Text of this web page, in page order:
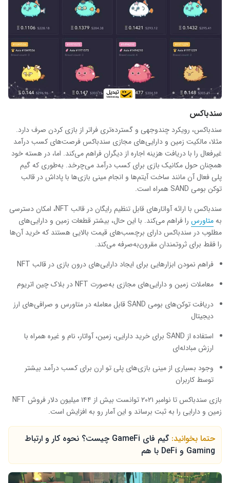
سندباکس
سندباکس، رویکرد چندوجهی و گسترده‌تری فراتر از بازی کردن صرف دارد.
مثلا، مالکیت زمین و دارایی‌های مجازی سندباکس فرصت‌های کسب درآمد
غیرفعال را با دریافت هزینه اجاره از دیگران فراهم می‌کند. اما، در هسته خود
همچنان حول مکانیک بازی برای کسب درآمد می‌چرخد. به‌طوری که گیم
پلی فعال آن مانند ساخت آیتم‌ها و انجام مینی بازی‌ها با پاداش در قالب
توکن بومی SAND همراه است.
سندباکس با ارائه آواتارهای قابل تنظیم رایگان در قالب NFT، امکان دسترسی
بهمتاورس را فراهم می‌کند. با این حال، بیشتر قطعات زمین و دارایی‌های
مطلوب در سندباکس دارای برچسب‌های قیمت بالایی هستند که خرید آن‌ها
را فقط برای ثروتمندان مقرون‌به‌صرفه می‌کند.
فراهم نمودن ابزارهایی برای ایجاد دارایی‌های درون بازی در قالب NFT
معاملات زمین و دارایی‌های مجازی به‌صورت NFT در بلاک چین اتریوم
دریافت توکن‌های بومی SAND قابل معامله در متاورس و صرافی‌های ارز
دیجیتال
استفاده از SAND برای خرید دارایی، زمین، آواتار، نام و غیره همراه با
ارزش مبادله‌ای
وجود بسیاری از مینی بازی‌های پلی تو ارن برای کسب درآمد بیشتر
توسط کاربران
بازی سندباکس تا نوامبر ۲۰۲۱ توانست بیش از ۱۴۴ میلیون دلار فروش NFT
زمین و دارایی را به ثبت برساند و این آمار رو به افزایش است.
حتما بخوانید:
گیم فای GameFi چیست؟ نحوه کار و ارتباط
Gaming و DeFi با هم